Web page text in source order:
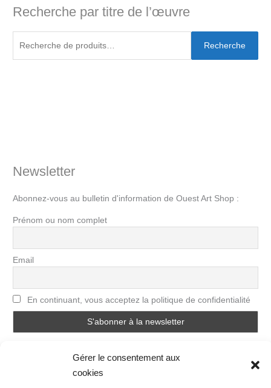
Gérer le consentement aux
cookies
Recherche par titre de l’œuvre
Recherche
Newsletter
Abonnez-vous au bulletin d'information de Ouest Art Shop :
Prénom ou nom complet
Email
En continuant, vous acceptez la politique de confidentialité